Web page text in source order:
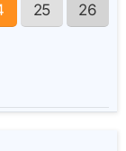
25 26